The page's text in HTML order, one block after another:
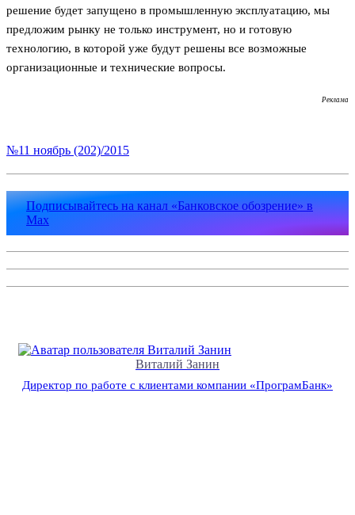
решение будет запущено в промышленную эксплуатацию, мы
предложим рынку не только инструмент, но и готовую
технологию, в которой уже будут решены все возможные
организационные и технические вопросы.
Реклама
№11 ноябрь (202)/2015
Подписывайтесь на канал «Банковское обозрение» в
Max
Виталий Занин
Директор по работе с клиентами компании «ПрограмБанк»